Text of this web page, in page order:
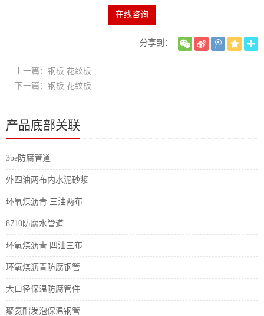
在线咨询
分享到：
上一篇：钢板 花纹板
下一篇：钢板 花纹板
产品底部关联
3pe防腐管道
外四油两布内水泥砂浆
环氧煤沥青 三油两布
8710防腐水管道
环氧煤沥青 四油三布
环氧煤沥青防腐钢管
大口径保温防腐管件
聚氨酯发泡保温钢管